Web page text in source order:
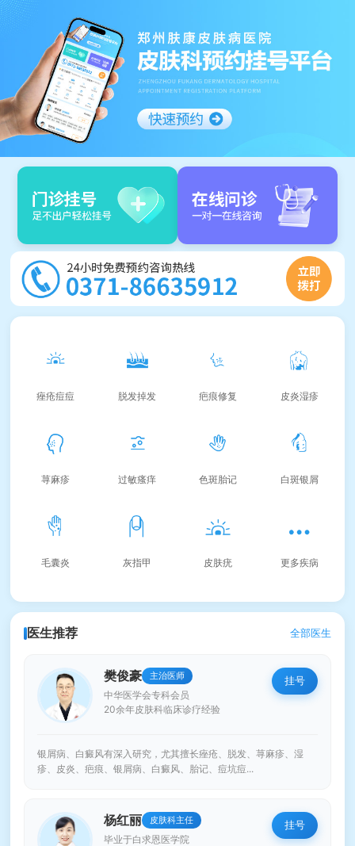
痤疮痘痘 脱发掉发 疤痕修复 皮炎湿疹
荨麻疹 过敏瘙痒 色斑胎记 白斑银屑
毛囊炎 灰指甲 皮肤疣 更多疾病
医生推荐 全部医生
樊俊豪 主治医师
中华医学会专科会员
20余年皮肤科临床诊疗经验
挂号
银屑病、白癜风有深入研究，尤其擅长痤疮、脱发、荨麻疹、湿
疹、皮炎、疤痕、银屑病、白癜风、胎记、痘坑痘...
杨红丽 皮肤科主任
毕业于白求恩医学院
挂号